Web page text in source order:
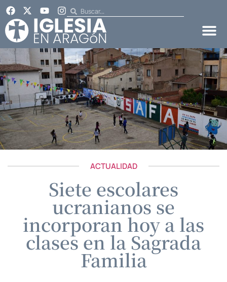
ACTUALIDAD
Siete escolares
ucranianos se
incorporan hoy a las
clases en la Sagrada
Familia